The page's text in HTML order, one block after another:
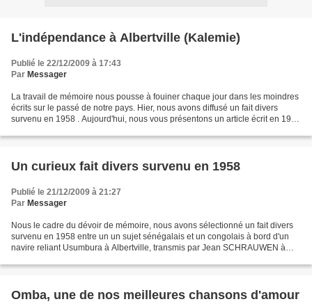
L'indépendance à Albertville (Kalemie)
Publié le 22/12/2009 à 17:43
Par Messager
La travail de mémoire nous pousse à fouiner chaque jour dans les moindres
écrits sur le passé de notre pays. Hier, nous avons diffusé un fait divers
survenu en 1958 . Aujourd'hui, nous vous présentons un article écrit en 1960
Un curieux fait divers survenu en 1958
Publié le 21/12/2009 à 21:27
Par Messager
Nous le cadre du dévoir de mémoire, nous avons sélectionné un fait divers
survenu en 1958 entre un un sujet sénégalais et un congolais à bord d'un
navire reliant Usumbura à Albertville, transmis par Jean SCHRAUWEN à
Omba, une de nos meilleures chansons d'amour